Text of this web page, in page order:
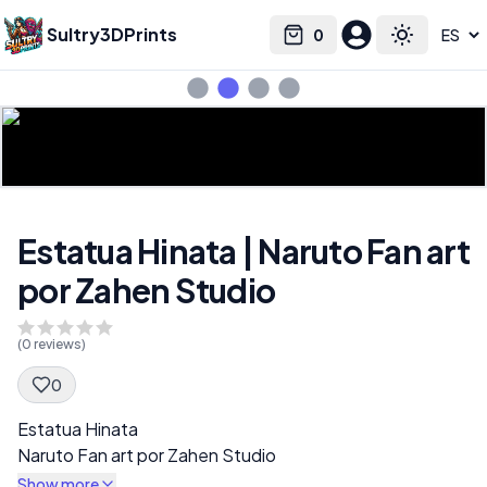
Sultry3DPrints 0
Cart Toggle
Select language
Estatua Hinata | Naruto Fan art
por Zahen Studio
(0 reviews)
0
Spec Description
Estatua Hinata
Naruto Fan art por Zahen Studio